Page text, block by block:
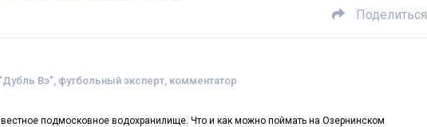
Поделиться
Вэ", футбольный эксперт, комментатор
подмосковное водохранилище. Что и как можно поймать на Озернинском